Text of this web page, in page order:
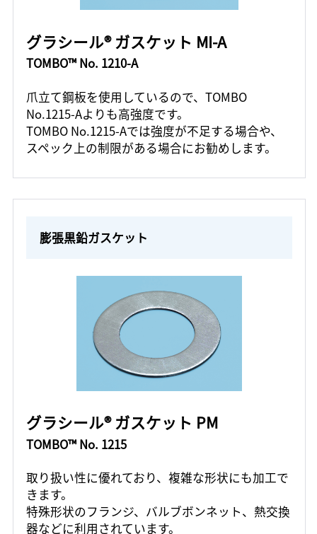
グラシール® ガスケット MI-A
TOMBO™ No. 1210-A
爪立て鋼板を使用しているので、TOMBO
No.1215-Aよりも高強度です。
TOMBO No.1215-Aでは強度が不足する場合や、
スペック上の制限がある場合にお勧めします。
膨張黒鉛ガスケット
グラシール® ガスケット PM
TOMBO™ No. 1215
取り扱い性に優れており、複雑な形状にも加工で
きます。
特殊形状のフランジ、バルブボンネット、熱交換
器などに利用されています。